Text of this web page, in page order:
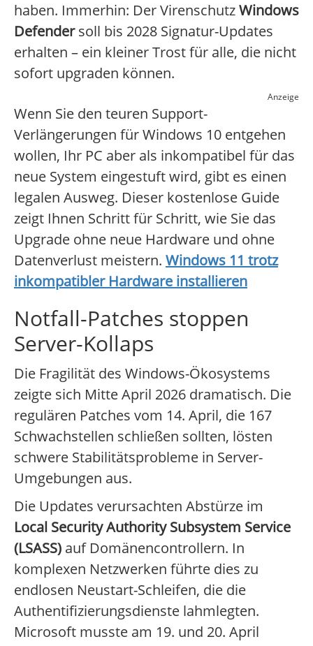
haben. Immerhin: Der VirenschutzWindows
Defendersoll bis 2028 Signatur-Updates
erhalten – ein kleiner Trost für alle, die nicht
sofort upgraden können.
Anzeige
Wenn Sie den teuren Support-
Verlängerungen für Windows 10 entgehen
wollen, Ihr PC aber als inkompatibel für das
neue System eingestuft wird, gibt es einen
legalen Ausweg. Dieser kostenlose Guide
zeigt Ihnen Schritt für Schritt, wie Sie das
Upgrade ohne neue Hardware und ohne
Datenverlust meistern. Windows 11 trotz
inkompatibler Hardware installieren
Notfall-Patches stoppen
Server-Kollaps
Die Fragilität des Windows-Ökosystems
zeigte sich Mitte April 2026 dramatisch. Die
regulären Patches vom 14. April, die 167
Schwachstellen schließen sollten, lösten
schwere Stabilitätsprobleme in Server-
Umgebungen aus.
Die Updates verursachten Abstürze im
Local Security Authority Subsystem Service
(LSASS) auf Domänencontrollern. In
komplexen Netzwerken führte dies zu
endlosen Neustart-Schleifen, die die
Authentifizierungsdienste lahmlegten.
Microsoft musste am 19. und 20. April